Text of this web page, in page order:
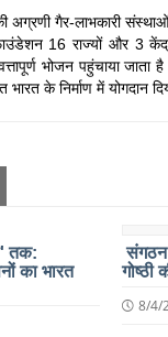
अग्रणी गैर-लाभकारी
16 राज्यों और 3
भोजन पहुंचाया
के निर्माण में योगदान
तक:
का भारत
संगठन
8/4/